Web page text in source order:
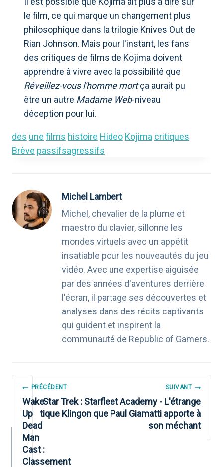
le film, ce qui marque un changement plus
philosophique dans la trilogie Knives Out de
Rian Johnson. Mais pour l'instant, les fans
des critiques de films de Kojima doivent
apprendre à vivre avec la possibilité que
Réveillez-vous l'homme mortça aurait pu
être un autre Madame Web-niveau
déception pour lui.
des une films histoire Hideo Kojima critiques
Brève passifsagressifs
Michel Lambert
Michel, chevalier de la plume et
maestro du clavier, sillonne les
mondes virtuels avec un appétit
insatiable pour les nouveautés du jeu
vidéo. Avec une expertise aiguisée
par des années d'aventures derrière
l'écran, il partage ses découvertes et
analyses dans des récits captivants
qui guident et inspirent la
communauté de Republic of Gamers.
NAVIGATION
DE
L’ARTICLE
PRÉCÉDENT
Wake
Up
Dead
Man
Cast :
Classement
SUIVANT
Star Trek : Starfleet Academy - L'étrange
tique Klingon que Paul Giamatti apporte à
son méchant